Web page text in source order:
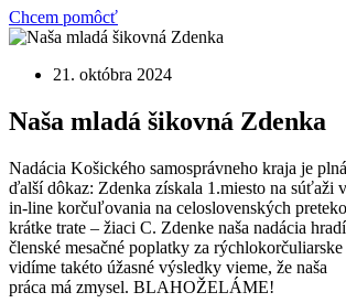
Chcem pomôcť
21. októbra 2024
Naša mladá šikovná Zdenka
Nadácia Košického samosprávneho kraja je
ďalší dôkaz: Zdenka získala 1.miesto na súťaži v
in-line korčuľovania na celoslovenských
krátke trate – žiaci C. Zdenke naša nadácia hradí
členské mesačné poplatky za
vidíme takéto úžasné výsledky vieme, že naša
práca má zmysel. BLAHOŽELÁME!